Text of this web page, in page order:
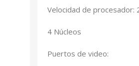
Velocidad de procesador:
4 Núcleos
Puertos de video: